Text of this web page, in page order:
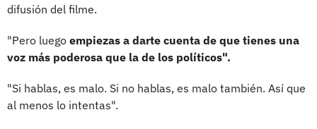
difusión del filme.
"Pero luego empiezas a darte cuenta de que tienes una
voz más poderosa que la de los políticos".
"Si hablas, es malo. Si no hablas, es malo también. Así que
al menos lo intentas".